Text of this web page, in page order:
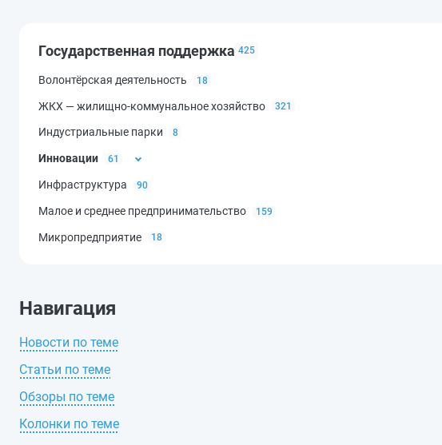
Государственная поддержка 425
Волонтёрская деятельность 18
ЖКХ — жилищно-коммунальное хозяйство 321
Индустриальные парки 8
Инновации 61
НИОКР — научно-исследовательские и опытно-конструкторские
Инфраструктура 90
Малое и среднее предпринимательство 159
Микропредприятие 18
Навигация
Новости по теме
Статьи по теме
Обзоры по теме
Колонки по теме